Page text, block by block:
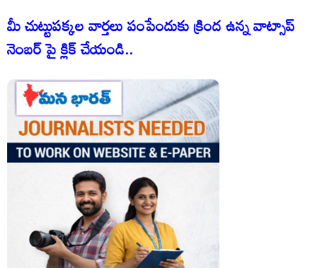
మీ చుట్టుపక్కల వార్తలు పంపేందుకు క్రింద ఉన్న వాట్సాప్
నెంబర్ పై క్లిక్ చేయండి..